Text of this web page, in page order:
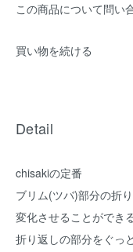
この商品について問い
買い物を続ける
Detail
chisakiの定番
ブリム(ツバ)部分の折
変化させることができ
折り返しの部分をぐっ